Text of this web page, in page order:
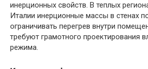
инерционных свойств. В теплых
Италии инерционные массы в стенах
ограничивать перегрев внутри
требуют грамотного проектирования
режима.